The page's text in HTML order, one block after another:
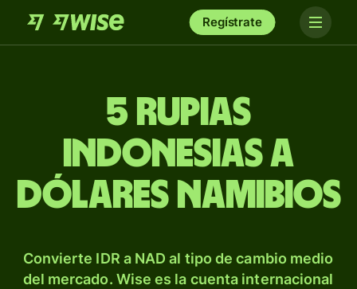
Regístrate
5 rupias
indonesias a
dólares namibios
Convierte IDR a NAD al tipo de cambio medio
del mercado. Wise es la cuenta internacional